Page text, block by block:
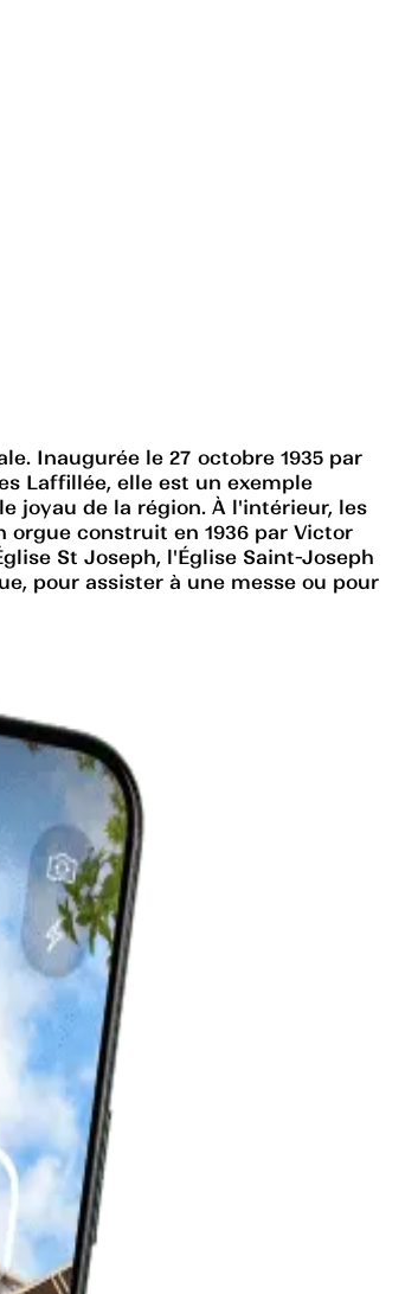
Inaugurée le 27 octobre 1935 par
Laffillée, elle est un exemple
joyau de la région. À l'intérieur, les
construit en 1936 par Victor
St Joseph, l'Église Saint-Joseph
pour assister à une messe ou pour